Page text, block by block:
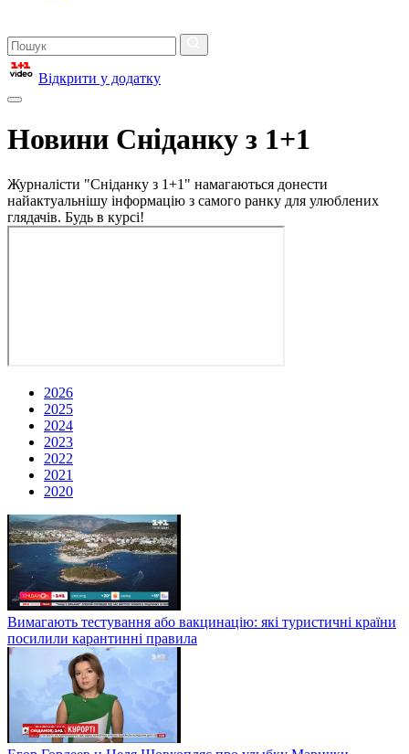
Відкрити у додатку
Новини Сніданку з 1+1
Журналісти "Сніданку з 1+1" намагаються донести
найактуальнішу інформацію з самого ранку для улюблених
глядачів. Будь в курсі!
2026
2025
2024
2023
2022
2021
2020
Вимагають тестування або вакцинацію: які туристичні країни
посилили карантинні правила